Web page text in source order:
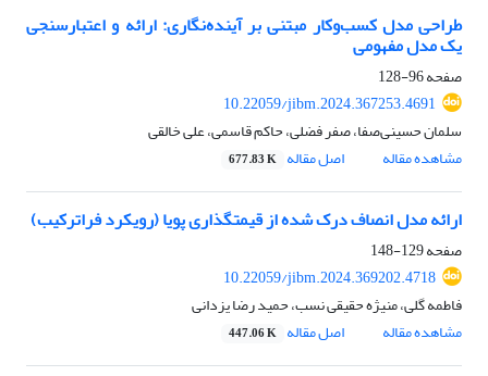
طراحی مدل‌ کسب‌وکار مبتنی بر آینده‌نگاری: ارائه و اعتبارسنجی
یک مدل مفهومی
صفحه96-128
10.22059/jibm.2024.367253.4691
سلمان حسینی‌صفا، صفر فضلی، حاکم قاسمی، علی خالقی
مشاهده مقاله
اصل مقاله 677.83 K
ارائه مدل انصاف درک شده از قیمت‏گذاری پویا (رویکرد فراترکیب)
صفحه129-148
10.22059/jibm.2024.369202.4718
فاطمه گلی، منیژه حقیقی نسب، حمید رضا یزدانی
مشاهده مقاله
اصل مقاله 447.06 K